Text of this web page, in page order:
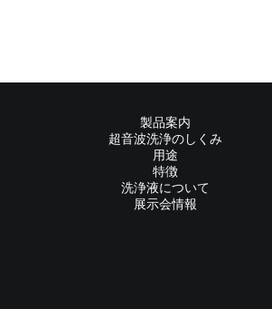
製品案内
超音波洗浄のしくみ
用途
特徴
洗浄液について
展示会情報